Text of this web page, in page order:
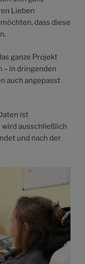
Lieben
dass diese
ganze Projekt
– in dringenden
auch angepasst
ist
ausschließlich
und nach der